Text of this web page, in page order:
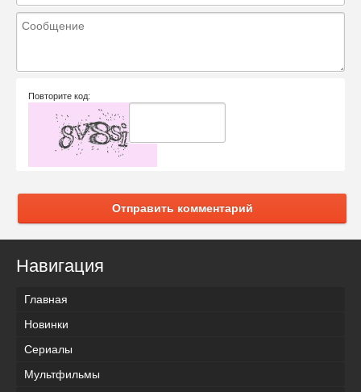
Повторите код:
Отправить комментарий
Навигация
Главная
Новинки
Сериалы
Мультфильмы